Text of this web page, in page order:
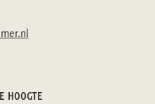
HOOGTE